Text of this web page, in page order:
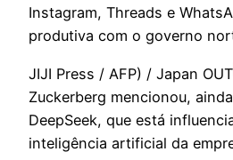
Instagram, Threads e
produtiva com o governo
JIJI Press / AFP) / Japan OUT
Zuckerberg mencionou,
DeepSeek, que está
inteligência artificial da